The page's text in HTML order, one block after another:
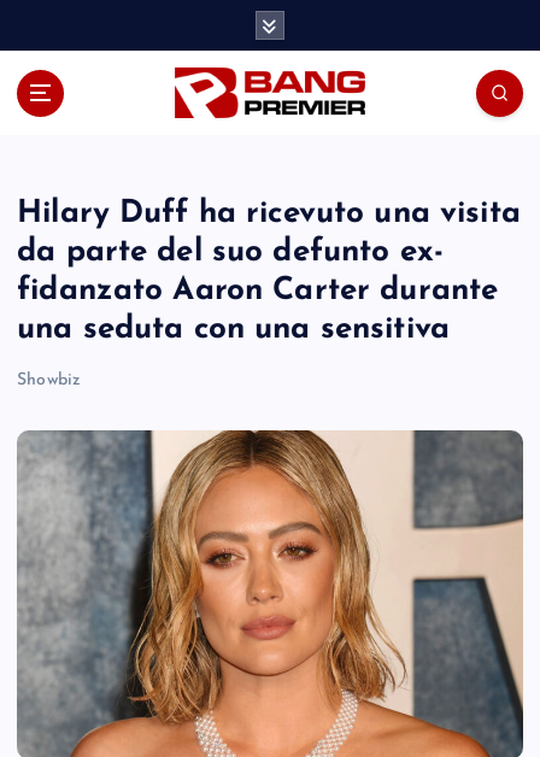
Hilary Duff ha ricevuto una visita
da parte del suo defunto ex-
fidanzato Aaron Carter durante
una seduta con una sensitiva
Showbiz